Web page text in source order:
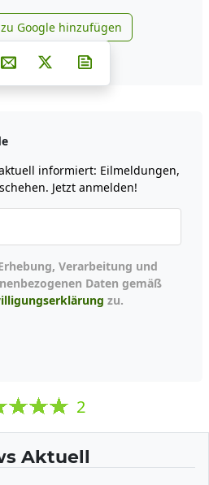
news.de zu Google
Google hinzufügen
auf Facebook
Teilen auf Whatsapp
Teilen auf Telegram
auf Pinterest
Per E-Mail teilen
Post auf X
informiert: Eilmeldungen,
Jetzt anmelden!
Daten gemäß
zu.
2
Aktuell